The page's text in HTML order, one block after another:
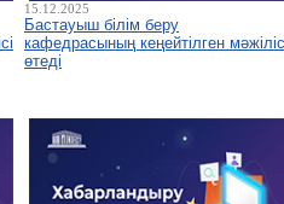
15.12.2025
Бастауыш білім беру
кафедрасының кеңейтілген
өтеді